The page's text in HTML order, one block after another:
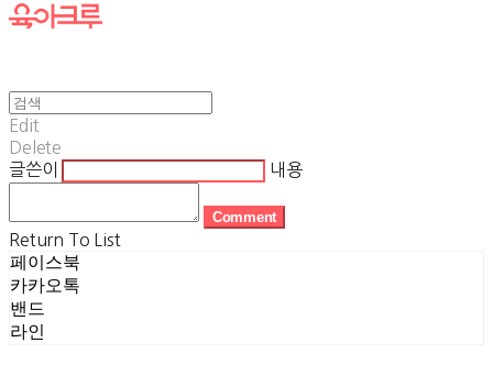
Edit
Delete
글쓴이
내용
Comment
Return To List
페이스북
카카오톡
밴드
라인